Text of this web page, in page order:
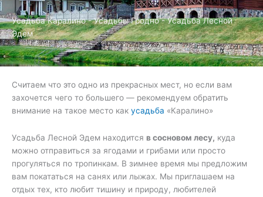
Усадьба Каралино-Усадьбы Гродно-Усадьба Лесной
Эдем
Считаем что это одно из прекрасных мест, но если вам
захочется чего то большего — рекомендуем обратить
внимание на такое место как усадьба «Каралино»
Усадьба Лесной Эдем находится в сосновом лесу, куда
можно отправиться за ягодами и грибами или просто
прогуляться по тропинкам. В зимнее время мы предложим
вам покататься на санях или лыжах. Мы приглашаем на
отдых тех, кто любит тишину и природу, любителей